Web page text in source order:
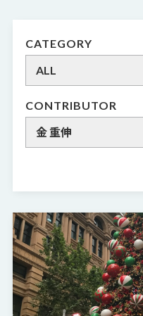
CATEGORY
ALL
CONTRIBUTOR
金 重伸